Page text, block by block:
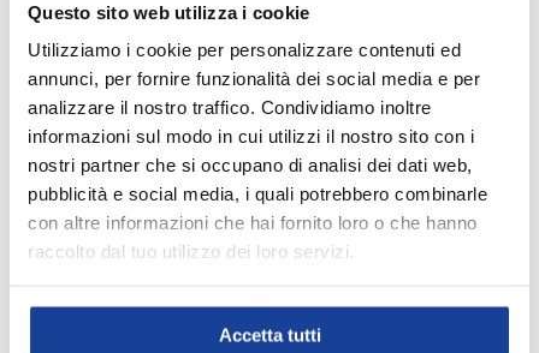
Questo sito web utilizza i cookie
Utilizziamo i cookie per personalizzare contenuti ed
annunci, per fornire funzionalità dei social media e per
analizzare il nostro traffico. Condividiamo inoltre
informazioni sul modo in cui utilizzi il nostro sito con i
nostri partner che si occupano di analisi dei dati web,
pubblicità e social media, i quali potrebbero combinarle
con altre informazioni che hai fornito loro o che hanno
raccolto dal tuo utilizzo dei loro servizi.
Accetta tutti
Q.tà
-
+
Aggiungi ai Preferiti
Spedizione e consegna